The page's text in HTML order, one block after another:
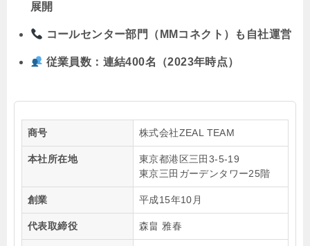
展開
コールセンター部門（MMコネクト）も自社運営
従業員数：連結400名（2023年時点）
商号 株式会社ZEAL TEAM
本社所在地
東京都港区三田3-5-19
東京三田ガーデンタワー25階
創業 平成15年10月
代表取締役 森畠 雅春